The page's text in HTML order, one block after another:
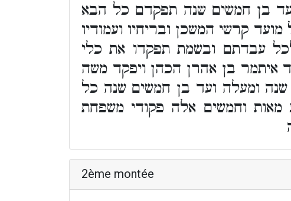
בן חמשים שנה תפקדם כל הבא
קרשי המשכן ובריחיו ועמודיו
עבדתם ובשמת תפקדו את כלי
בן אהרן הכהן ויפקד משה
ומעלה ועד בן חמשים שנה כל
וחמשים אלה פקודי משפחת
2ème montée